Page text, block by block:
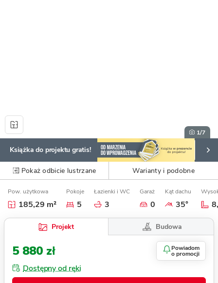
1/7
Książka do projektu gratis!
Pokaż odbicie lustrzane Warianty i podobne
Pow. użytkowa
185,29 m²
Pokoje
5
Łazienki i WC
3
Garaż
0
Kąt dachu
35°
Projekt Budowa
5 880 zł Powiadom
o promocji
Dostępny od ręki